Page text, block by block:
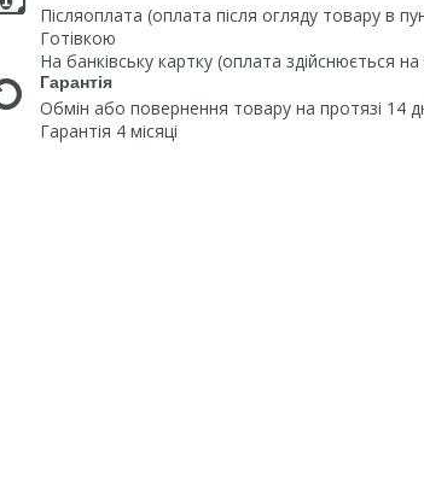
Післяоплата (оплата після огляду товару в
Готівкою
На банківську картку (оплата здійснюється
Гарантія
Обмін або повернення товару на протязі 14
Гарантія 4 місяці